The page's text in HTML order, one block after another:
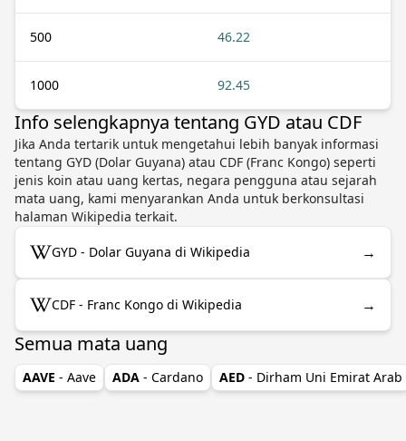
500 46.22
1000 92.45
Info selengkapnya tentang GYD atau CDF
Jika Anda tertarik untuk mengetahui lebih banyak informasi
tentang GYD (Dolar Guyana) atau CDF (Franc Kongo) seperti
jenis koin atau uang kertas, negara pengguna atau sejarah
mata uang, kami menyarankan Anda untuk berkonsultasi
halaman Wikipedia terkait.
GYD - Dolar Guyana di Wikipedia →
CDF - Franc Kongo di Wikipedia →
Semua mata uang
AAVE - Aave ADA - Cardano AED - Dirham Uni Emirat Arab